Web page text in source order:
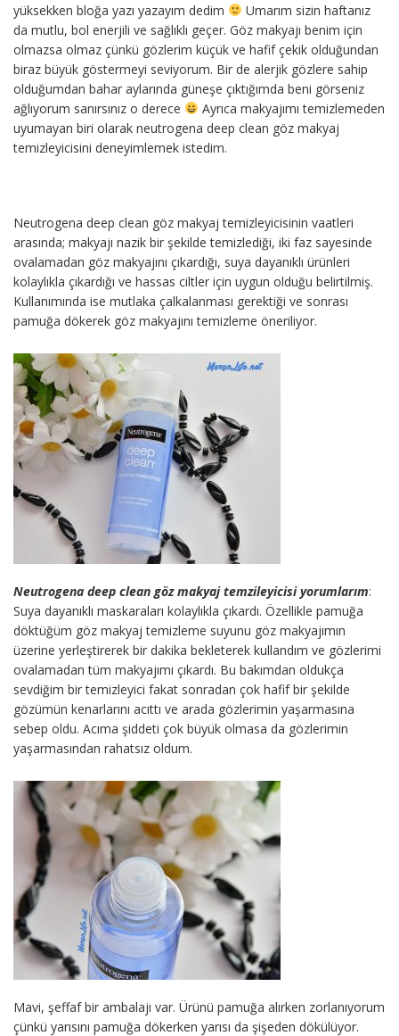
yüksekken bloğa yazı yazayım dedim
Umarım sizin haftanız
da mutlu, bol enerjili ve sağlıklı geçer. Göz makyajı benim için
olmazsa olmaz çünkü gözlerim küçük ve hafif çekik olduğundan
biraz büyük göstermeyi seviyorum. Bir de alerjik gözlere sahip
olduğumdan bahar aylarında güneşe çıktığımda beni görseniz
ağlıyorum sanırsınız o derece
Ayrıca makyajımı temizlemeden
uyumayan biri olarak neutrogena deep clean göz makyaj
temizleyicisini deneyimlemek istedim.
Neutrogena deep clean göz makyaj temizleyicisinin vaatleri
arasında; makyajı nazik bir şekilde temizlediği, iki faz sayesinde
ovalamadan göz makyajını çıkardığı, suya dayanıklı ürünleri
kolaylıkla çıkardığı ve hassas ciltler için uygun olduğu belirtilmiş.
Kullanımında ise mutlaka çalkalanması gerektiği ve sonrası
pamuğa dökerek göz makyajını temizleme öneriliyor.
Neutrogena deep clean göz makyaj temzileyicisi yorumlarım:
Suya dayanıklı maskaraları kolaylıkla çıkardı. Özellikle pamuğa
döktüğüm göz makyaj temizleme suyunu göz makyajımın
üzerine yerleştirerek bir dakika bekleterek kullandım ve gözlerimi
ovalamadan tüm makyajımı çıkardı. Bu bakımdan oldukça
sevdiğim bir temizleyici fakat sonradan çok hafif bir şekilde
gözümün kenarlarını acıttı ve arada gözlerimin yaşarmasına
sebep oldu. Acıma şiddeti çok büyük olmasa da gözlerimin
yaşarmasından rahatsız oldum.
Mavi, şeffaf bir ambalajı var. Ürünü pamuğa alırken zorlanıyorum
çünkü yarısını pamuğa dökerken yarısı da şişeden dökülüyor.